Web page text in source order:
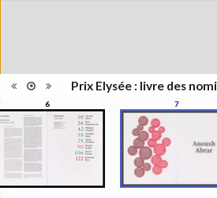
Prix Elysée : livre des
6 7